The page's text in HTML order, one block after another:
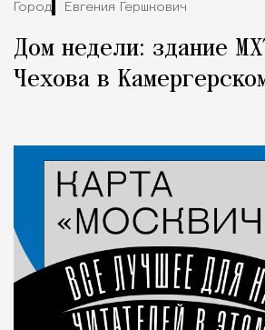
Город Евгения Гершкович
Дом недели: здание
Чехова в